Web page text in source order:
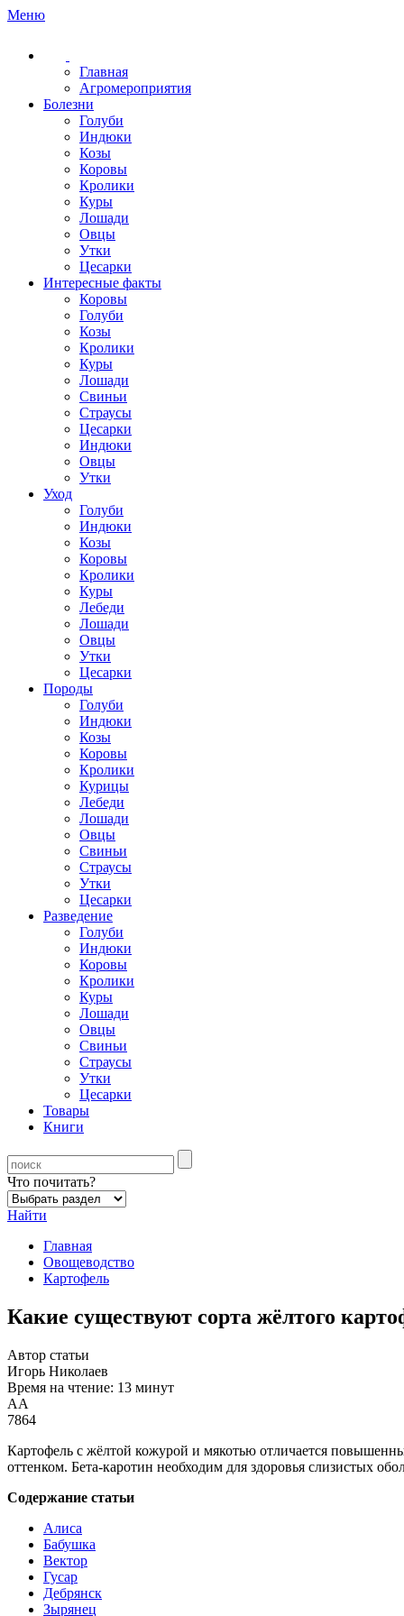
Меню
Главная
Агромероприятия
Болезни
Голуби
Индюки
Козы
Коровы
Кролики
Куры
Лошади
Овцы
Утки
Цесарки
Интересные факты
Коровы
Голуби
Козы
Кролики
Куры
Лошади
Свиньи
Страусы
Цесарки
Индюки
Овцы
Утки
Уход
Голуби
Индюки
Козы
Коровы
Кролики
Куры
Лебеди
Лошади
Овцы
Утки
Цесарки
Породы
Голуби
Индюки
Козы
Коровы
Кролики
Курицы
Лебеди
Лошади
Овцы
Свиньи
Страусы
Утки
Цесарки
Разведение
Голуби
Индюки
Коровы
Кролики
Куры
Лошади
Овцы
Свиньи
Страусы
Утки
Цесарки
Товары
Книги
Что почитать?
Найти
Главная
Овощеводство
Картофель
Какие существуют сорта жёлтого
Автор статьи
Игорь Николаев
Время на чтение: 13 минут
АА
7864
Картофель с жёлтой кожурой и мякотью отличается
оттенком. Бета-каротин необходим для здоровья слизистых
Содержание статьи
Алиса
Бабушка
Вектор
Гусар
Дебрянск
Зырянец